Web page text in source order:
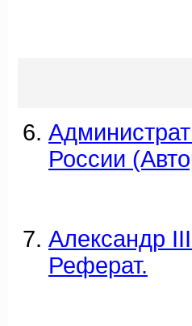
России
Александр
Реферат.